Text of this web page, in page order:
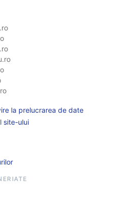
la prelucrarea de date
site-ului